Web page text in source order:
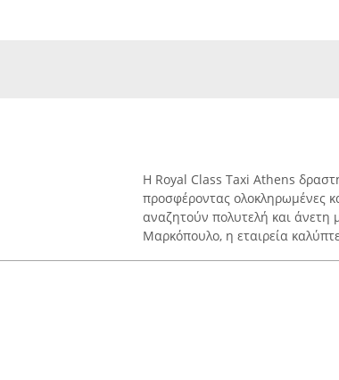
Η Royal Class Taxi Athens
προσφέροντας ολοκληρωμένες
αναζητούν πολυτελή και άνετη
Μαρκόπουλο, η εταιρεία